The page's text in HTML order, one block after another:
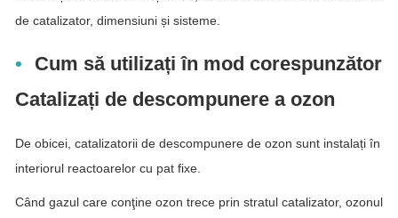
de catalizator, dimensiuni și sisteme.
Cum să utilizați în mod corespunzător
Catalizați de descompunere a ozon
De obicei, catalizatorii de descompunere de ozon sunt instalați în
interiorul reactoarelor cu pat fixe.
Când gazul care conţine ozon trece prin stratul catalizator, ozonul